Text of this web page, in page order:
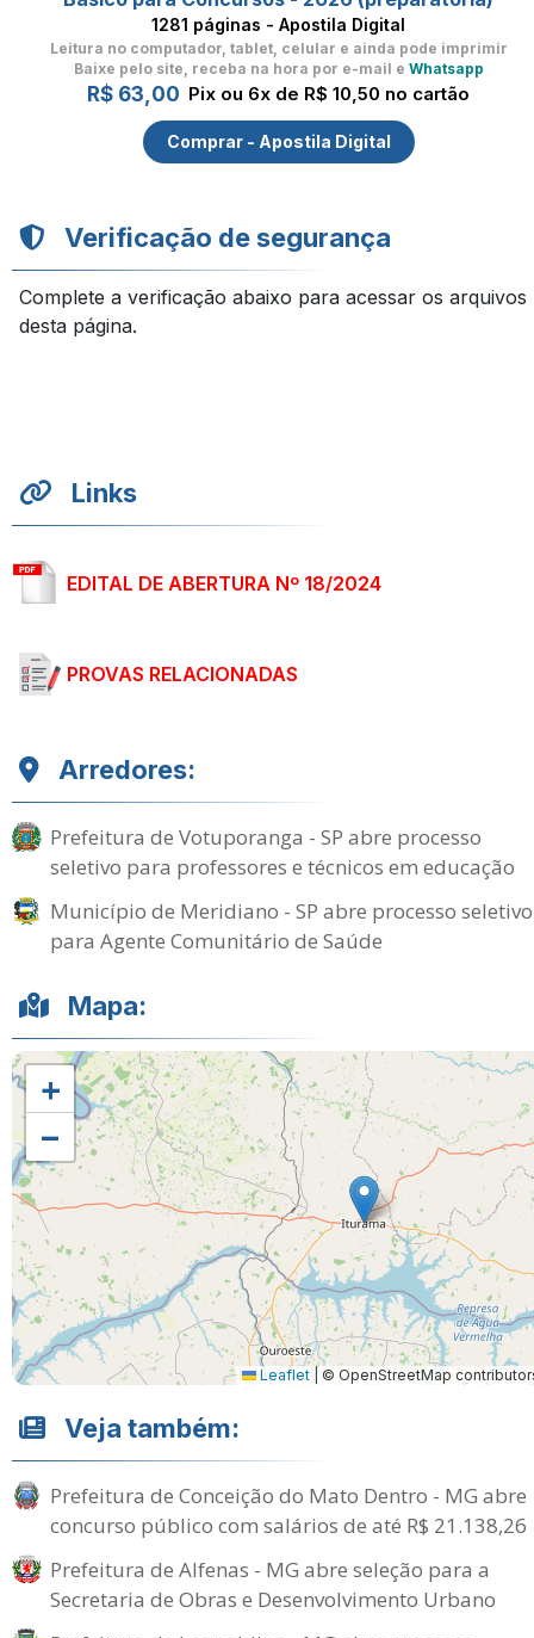
1281 páginas - Apostila Digital
Leitura no computador, tablet, celular e ainda pode imprimir
Baixe pelo site, receba na hora por e-mail e Whatsapp
R$ 63,00 Pix ou 6x de R$ 10,50 no cartão
Comprar - Apostila Digital
Verificação de segurança
Complete a verificação abaixo para acessar os arquivos
desta página.
Links
EDITAL DE ABERTURA Nº 18/2024
PROVAS RELACIONADAS
Arredores:
Prefeitura de Votuporanga - SP abre processo
seletivo para professores e técnicos em educação
Município de Meridiano - SP abre processo seletivo
para Agente Comunitário de Saúde
Mapa:
+
−
Leaflet © OpenStreetMap
Veja também:
Prefeitura de Conceição do Mato Dentro - MG abre
concurso público com salários de até R$ 21.138,26
Prefeitura de Alfenas - MG abre seleção para a
Secretaria de Obras e Desenvolvimento Urbano